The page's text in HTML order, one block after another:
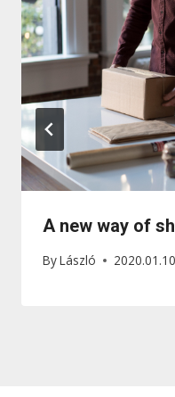
A new way of
ByLászló 2020.01.10